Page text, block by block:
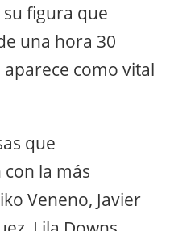
figura que
una hora 30
como vital
que
la más
Veneno, Javier